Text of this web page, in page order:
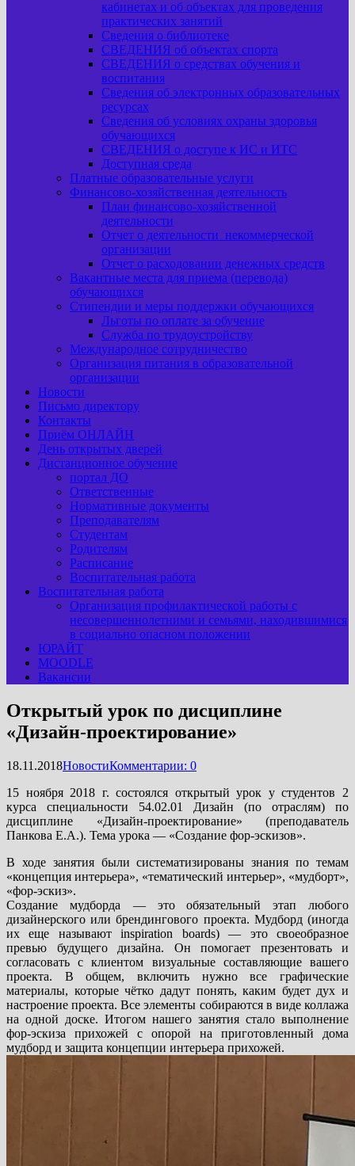
кабинетах и об объектах для проведения
практических занятий
Сведения о библиотеке
СВЕДЕНИЯ об объектах спорта
СВЕДЕНИЯ о средствах обучения и
воспитания
Сведения об электронных образовательных
ресурсах
Сведения об условиях охраны здоровья
обучающихся
СВЕДЕНИЯ о доступе к ИС и ИТС
Доступная среда
Платные образовательные услуги
Финансово-хозяйственная деятельность
План финансово-хозяйственной
деятельности
Отчет о деятельности некоммерческой
организации
Отчет о расходовании денежных средств
Вакантные места для приема (перевода)
обучающихся
Стипендии и меры поддержки обучающихся
Льготы по оплате за обучение
Служба по трудоустройству
Международное сотрудничество
Организация питания в образовательной
организации
Новости
Письмо директору
Контакты
Приём ОНЛАЙН
День открытых дверей
Дистанционное обучение
портал ДО
Ответственные
Нормативные документы
Преподавателям
Студентам
Родителям
Расписание
Воспитательная работа
Воспитательная работа
Организация профилактической работы с
несовершеннолетними и семьями, находившимися
в социально опасном положении
ЮРАЙТ
MOODLE
Вакансии
Открытый урок по дисциплине
«Дизайн-проектирование»
18.11.2018НовостиКомментарии: 0
15 ноября 2018 г. состоялся открытый урок у студентов 2
курса специальности 54.02.01 Дизайн (по отраслям) по
дисциплине «Дизайн-проектирование» (преподаватель
Панкова Е.А.). Тема урока — «Создание фор-эскизов».
В ходе занятия были систематизированы знания по темам
«концепция интерьера», «тематический интерьер», «мудборт»,
«фор-эскиз».
Создание мудборда — это обязательный этап любого
дизайнерского или брендингового проекта. Мудборд (иногда
их еще называют inspiration boards) — это своеобразное
превью будущего дизайна. Он помогает презентовать и
согласовать с клиентом визуальные составляющие вашего
проекта. В общем, включить нужно все графические
материалы, которые чётко дадут понять, каким будет дух и
настроение проекта. Все элементы собираются в виде коллажа
на одной доске. Итогом нашего занятия стало выполнение
фор-эскиза прихожей с опорой на приготовленный дома
мудборд и защита концепции интерьера прихожей.